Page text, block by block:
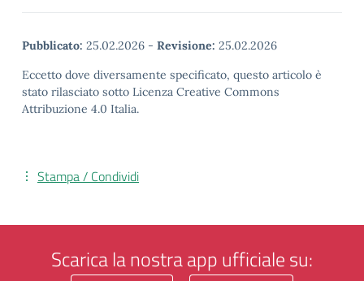
Pubblicato: 25.02.2026 - Revisione: 25.02.2026
Eccetto dove diversamente specificato, questo articolo è
stato rilasciato sotto Licenza Creative Commons
Attribuzione 4.0 Italia.
Stampa / Condividi
Scarica la nostra app ufficiale su: